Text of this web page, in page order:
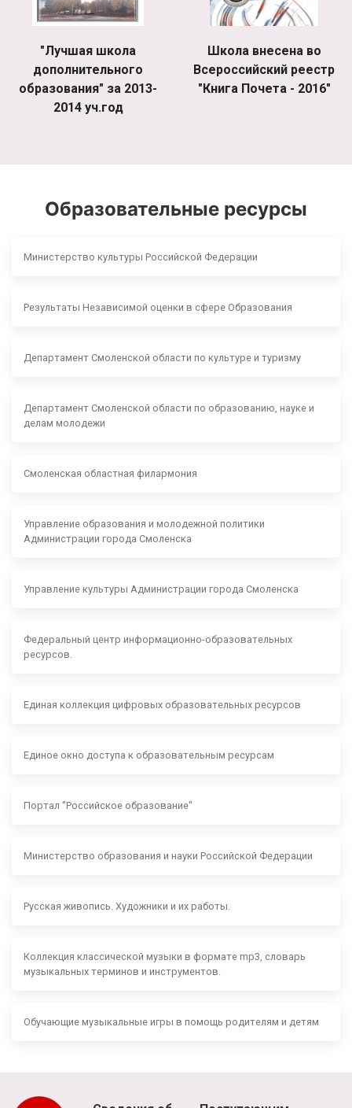
"Лучшая школа
дополнительного
образования" за 2013-
2014 уч.год
Школа внесена во
Всероссийский реестр
"Книга Почета - 2016"
Образовательные ресурсы
Министерство культуры Российской Федерации
Результаты Независимой оценки в сфере Образования
Департамент Смоленской области по культуре и туризму
Департамент Смоленской области по образованию, науке и
делам молодежи
Смоленская областная филармония
Управление образования и молодежной политики
Администрации города Смоленска
Управление культуры Администрации города Смоленска
Федеральный центр информационно-образовательных
ресурсов.
Единая коллекция цифровых образовательных ресурсов
Единое окно доступа к образовательным ресурсам
Портал "Российское образование"
Министерство образования и науки Российской Федерации
Русская живопись. Художники и их работы.
Коллекция классической музыки в формате mp3, словарь
музыкальных терминов и инструментов.
Обучающие музыкальные игры в помощь родителям и детям